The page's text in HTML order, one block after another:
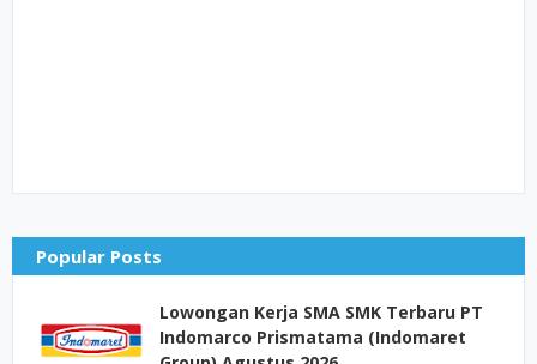
Popular Posts
Lowongan Kerja SMA SMK Terbaru PT
Indomarco Prismatama (Indomaret